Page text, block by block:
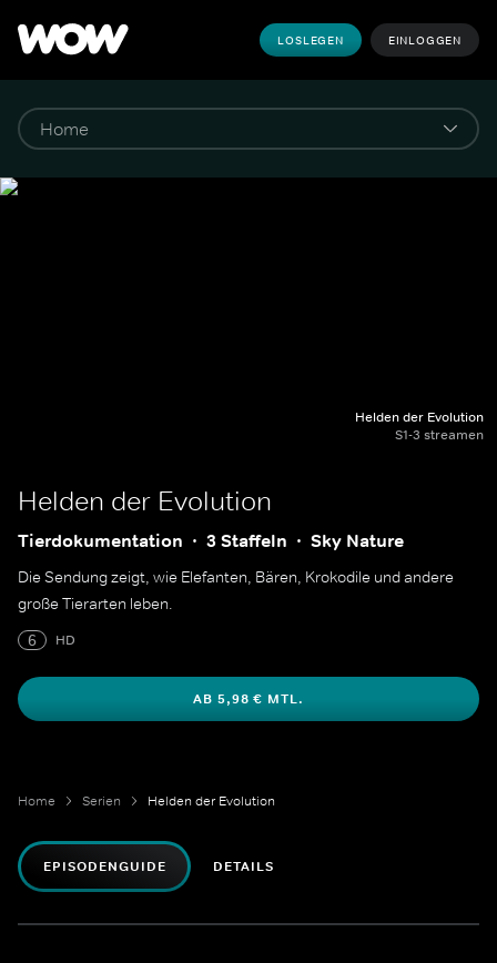
LOSLEGEN EINLOGGEN
Helden der Evolution
S1-3 streamen
Helden der Evolution
Tierdokumentation 3 Staffeln Sky Nature
Die Sendung zeigt, wie Elefanten, Bären, Krokodile und andere
große Tierarten leben.
6
HD
AB 5,98 € MTL.
Home Serien Helden der Evolution
EPISODENGUIDE DETAILS